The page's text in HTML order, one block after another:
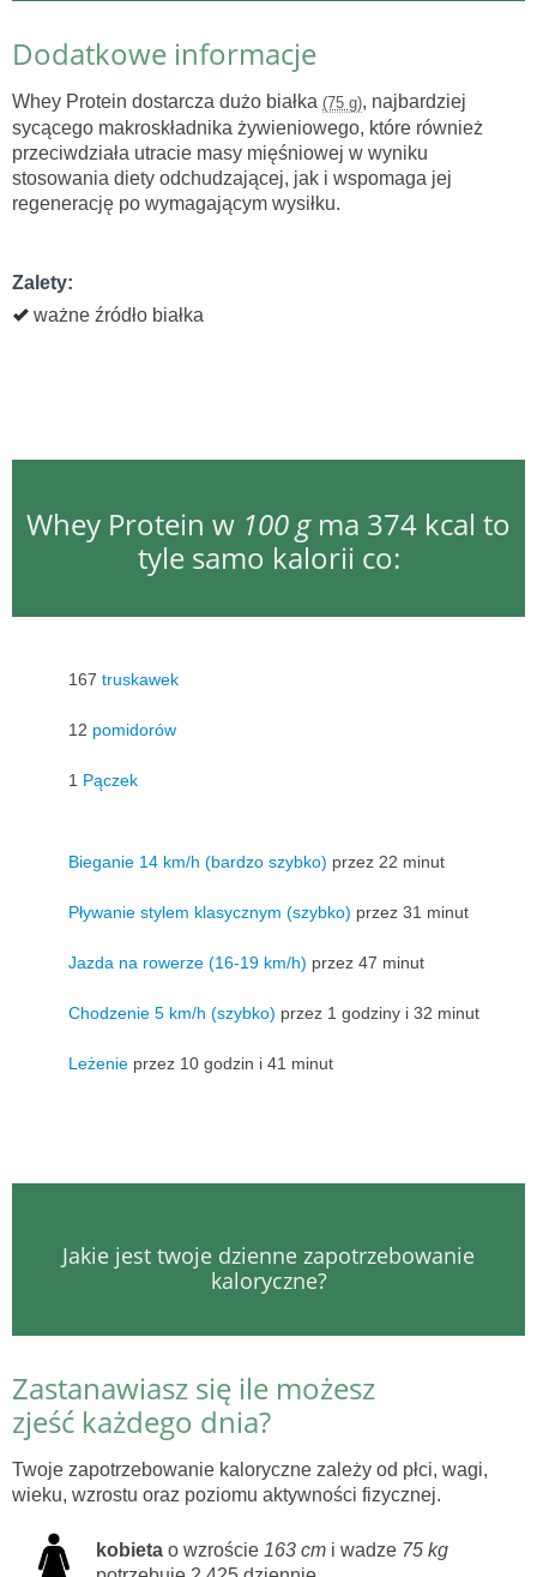
Dodatkowe informacje
Whey Protein dostarcza dużo białka (75 g), najbardziej
sycącego makroskładnika żywieniowego, które również
przeciwdziała utracie masy mięśniowej w wyniku
stosowania diety odchudzającej, jak i wspomaga jej
regenerację po wymagającym wysiłku.
Zalety:
ważne źródło białka
Whey Protein w 100 gma 374 kcal to
tyle samo kalorii co:
167 truskawek
12 pomidorów
1 Pączek
Bieganie 14 km/h (bardzo szybko) przez 22 minut
Pływanie stylem klasycznym (szybko) przez 31 minut
Jazda na rowerze (16-19 km/h) przez 47 minut
Chodzenie 5 km/h (szybko) przez 1 godziny i 32 minut
Leżenie przez 10 godzin i 41 minut
Jakie jest twoje dzienne zapotrzebowanie
kaloryczne?
Zastanawiasz się ile możesz
zjeść każdego dnia?
Twoje zapotrzebowanie kaloryczne zależy od płci, wagi,
wieku, wzrostu oraz poziomu aktywności fizycznej.
kobieta o wzroście 163 cm i wadze 75 kg